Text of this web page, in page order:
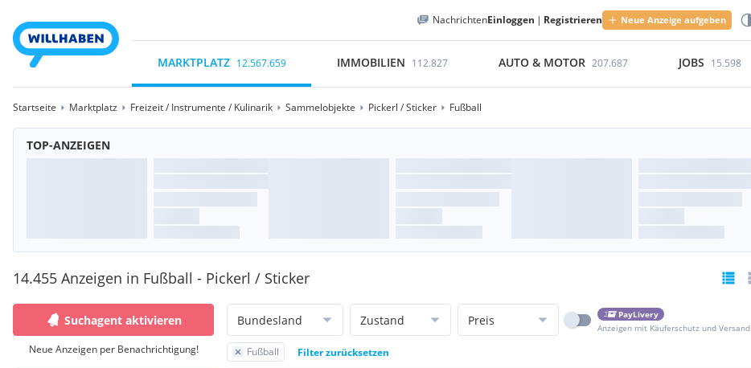
NachrichtenEinloggen | Registrieren Neue Anzeige aufgeben
MARKTPLATZ 12.567.659 IMMOBILIEN 112.827 AUTO & MOTOR 207.687 JOBS 15.598
Startseite Marktplatz Freizeit / Instrumente / Kulinarik Sammelobjekte Pickerl / Sticker Fußball
TOP-ANZEIGEN
14.455 Anzeigen in Fußball - Pickerl / Sticker
Suchagent aktivieren
Neue Anzeigen per Benachrichtigung!
Bundesland Zustand Preis
PayLivery
Anzeigen mit Käuferschutz und Versand
Fußball Filter zurücksetzen